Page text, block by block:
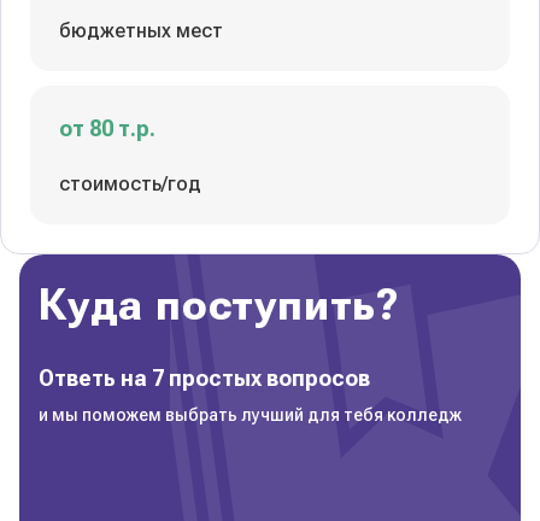
бюджетных мест
от 80 т.р.
стоимость/год
Куда поступить?
Ответь на 7 простых вопросов
и мы поможем выбрать лучший для тебя колледж